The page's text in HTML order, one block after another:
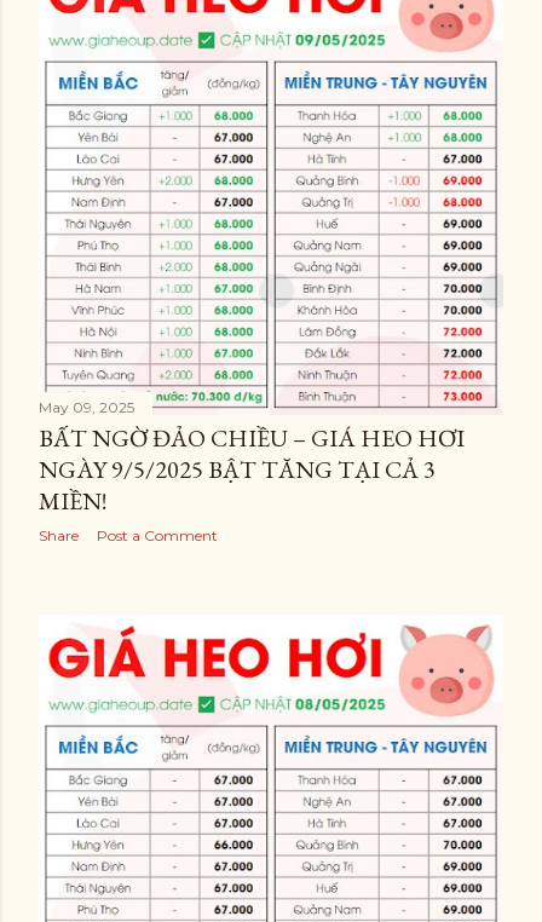
May 09, 2025
BẤT NGỜ ĐẢO CHIỀU – GIÁ HEO HƠI
NGÀY 9/5/2025 BẬT TĂNG TẠI CẢ 3
MIỀN!
Share Post a Comment